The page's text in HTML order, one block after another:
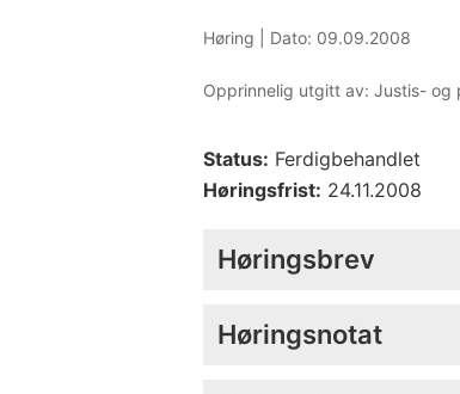
Høring | Dato: 09.09.2008
Opprinnelig utgitt av: Justis- og
Status: Ferdigbehandlet
Høringsfrist: 24.11.2008
Høringsbrev
Høringsnotat